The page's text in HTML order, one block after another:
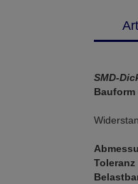
SMD-
Bauform
Toleranz